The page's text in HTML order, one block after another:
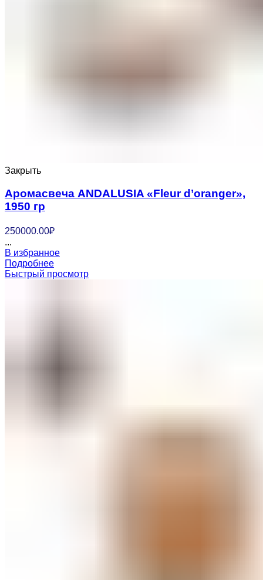
Закрыть
Аромасвеча ANDALUSIA «Fleur d’oranger»,
1950 гр
250000.00₽
...
В избранное
Подробнее
Быстрый просмотр